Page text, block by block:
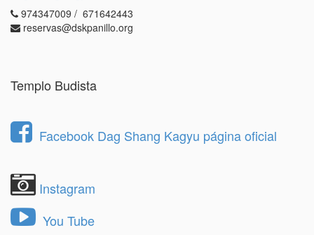
974347009 / 671642443
reservas@dskpanillo.org
Templo Budista
Facebook Dag Shang Kagyu página oficial
Instagram
You Tube